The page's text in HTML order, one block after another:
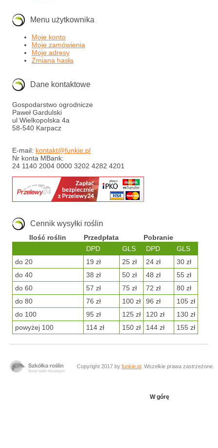
Menu użytkownika
Moje konto
Moje zamówienia
Moje adresy
Zmiana hasła
Dane kontaktowe
Gospodarstwo ogrodnicze
Paweł Gardulski
ul Wielkopolska 4a
58-540 Karpacz
E-mail: kontakt@funkie.pl
Nr konta MBank:
24 1140 2004 0000 3202 4282 4201
Cennik wysyłki roślin
Ilość roślin Przedpłata
Pobranie
DPD
GLS DPD
GLS
do 20
19 zł 25 zł 24 zł
30 zł
do 40
38 zł 50 zł 48 zł
55 zł
do 60
57 zł 75 zł 72 zł
80 zł
do 80
76 zł 100 zł 96 zł
105 zł
do 100
95 zł 125 zł 120 zł
130 zł
powyżej 100
114 zł 150 zł 144 zł 155 zł
Copyright 2017 by funkie.pl . Wszelkie prawa zastrzeżone.
W górę